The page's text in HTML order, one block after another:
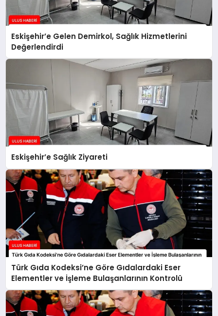
Eskişehir’e Gelen Demirkol, Sağlık Hizmetlerini
Değerlendirdi
Eskişehir’e Sağlık Ziyareti
Türk Gıda Kodeksi’ne Göre Gıdalardaki Eser
Elementler ve İşleme Bulaşanlarının Kontrolü